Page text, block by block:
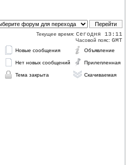
Текущее время: Сегодня 13:11
Часовой пояс: GMT
Новые сообщения Объявление
Нет новых сообщений Прилепленная
Тема закрыта Скачиваемая